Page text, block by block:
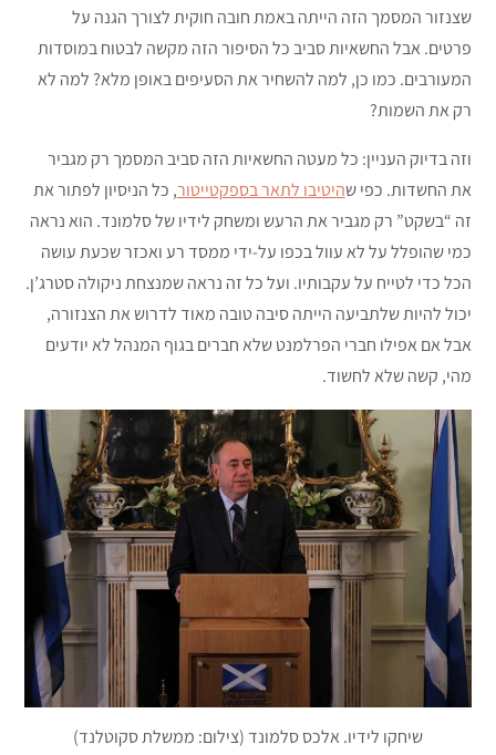
שצנזור המסמך הזה הייתה באמת חובה חוקית לצורך הגנה על
פרטים. אבל החשאיות סביב כל הסיפור הזה מקשה לבטוח במוסדות
המעורבים. כמו כן, למה להשחיר את הסעיפים באופן מלא? למה לא
רק את השמות?
וזה בדיוק העניין: כל מעטה החשאיות הזה סביב המסמך רק מגביר
את החשדות. כפי שהיטיבו לתאר בספקטייטור, כל הניסיון לפתור את
זה “בשקט” רק מגביר את הרעש ומשחק לידיו של סלמונד. הוא נראה
כמי שהופלל על לא עוול בכפו על-ידי ממסד רע ואכזר שכעת עושה
הכל כדי לטייח על עקבותיו. ועל כל זה נראה שמנצחת ניקולה סטרג’ן.
יכול להיות שלתביעה הייתה סיבה טובה מאוד לדרוש את הצנזורה,
אבל אם אפילו חברי הפרלמנט שלא חברים בגוף המנהל לא יודעים
מהי, קשה שלא לחשוד.
שיחקו לידיו. אלכס סלמונד (צילום: ממשלת סקוטלנד)